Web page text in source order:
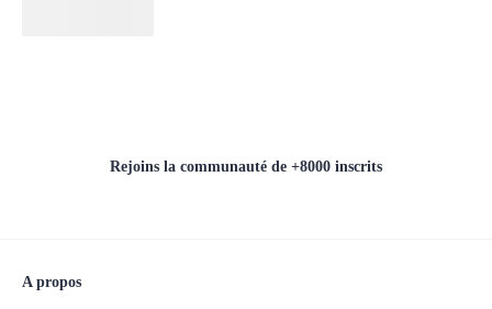
Rejoins la communauté de +8000 inscrits
A propos